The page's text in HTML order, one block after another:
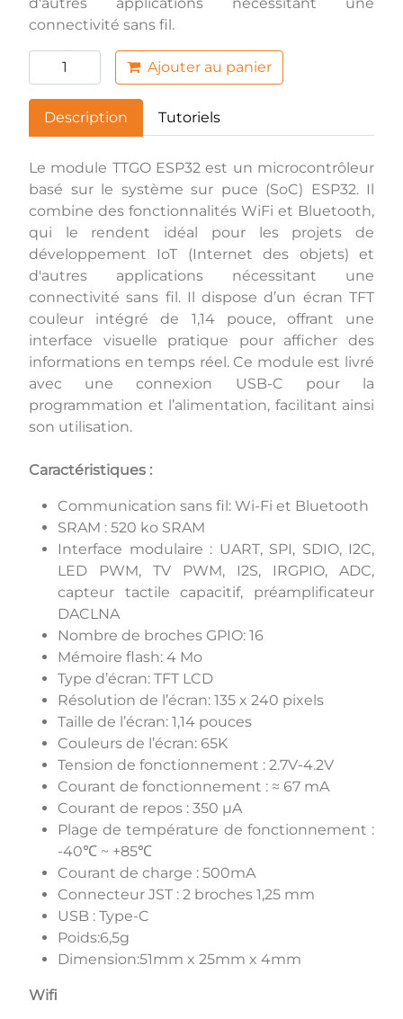
connectivité sans fil.
Ajouter au panier
Description Tutoriels
Le module TTGO ESP32 est un microcontrôleur
basé sur le système sur puce (SoC) ESP32. Il
combine des fonctionnalités WiFi et Bluetooth,
qui le rendent idéal pour les projets de
développement IoT (Internet des objets) et
d'autres applications nécessitant une
connectivité sans fil. Il dispose d’un écran TFT
couleur intégré de 1,14 pouce, offrant une
interface visuelle pratique pour afficher des
informations en temps réel. Ce module est livré
avec une connexion USB-C pour la
programmation et l’alimentation, facilitant ainsi
son utilisation.
Caractéristiques :
Communication sans fil: Wi-Fi et Bluetooth
SRAM : 520 ko SRAM
Interface modulaire : UART, SPI, SDIO, I2C,
LED PWM, TV PWM, I2S, IRGPIO, ADC,
capteur tactile capacitif, préamplificateur
DACLNA
Nombre de broches GPIO: 16
Mémoire flash: 4 Mo
Type d’écran: TFT LCD
Résolution de l’écran: 135 x 240 pixels
Taille de l’écran: 1,14 pouces
Couleurs de l’écran: 65K
Tension de fonctionnement : 2.7V-4.2V
Courant de fonctionnement : ≈ 67 mA
Courant de repos : 350 µA
Plage de température de fonctionnement :
-40℃ ~ +85℃
Courant de charge : 500mA
Connecteur JST : 2 broches 1,25 mm
USB : Type-C
Poids:6,5g
Dimension:51mm x 25mm x 4mm
Wifi